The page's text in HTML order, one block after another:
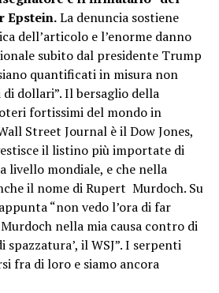
Epstein.La denuncia sostiene
dell’articolo e l’enorme danno
subito dal presidente Trump
quantificati in misura non
dollari”. Il bersaglio della
fortissimi del mondo in
Street Journal è il Dow Jones,
il listino più importate di
livello mondiale, e che nella
il nome di Rupert Murdoch. Su
“non vedo l’ora di far
nella mia causa contro di
spazzatura’, il WSJ”. I serpenti
fra di loro e siamo ancora